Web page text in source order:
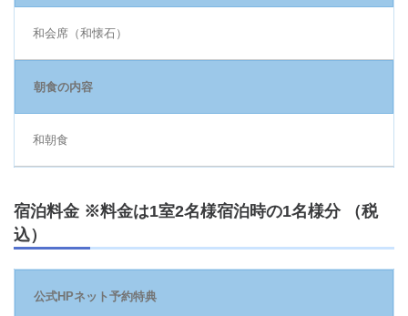
和会席（和懐石）
朝食の内容
和朝食
宿泊料金 ※料金は1室2名様宿泊時の1名様分 （税
込）
公式HPネット予約特典